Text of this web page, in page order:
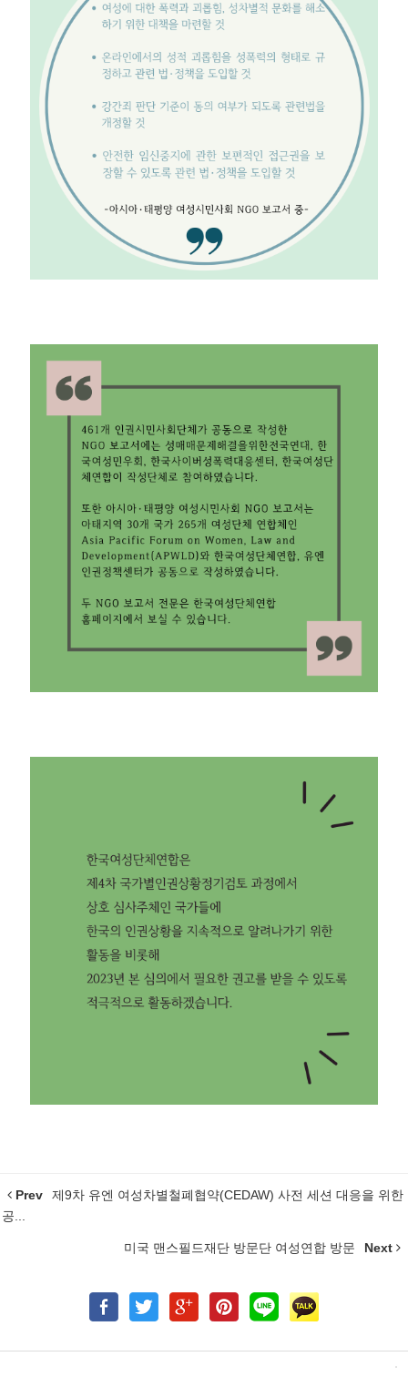
Prev
제9차 유엔 여성차별철폐협약(CEDAW) 사전 세션 대응을 위한
공...
미국 맨스필드재단 방문단 여성연합 방문 Next